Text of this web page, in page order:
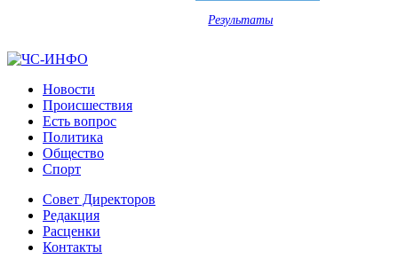
Результаты
Новости
Происшествия
Есть вопрос
Политика
Общество
Спорт
Совет Директоров
Редакция
Расценки
Контакты